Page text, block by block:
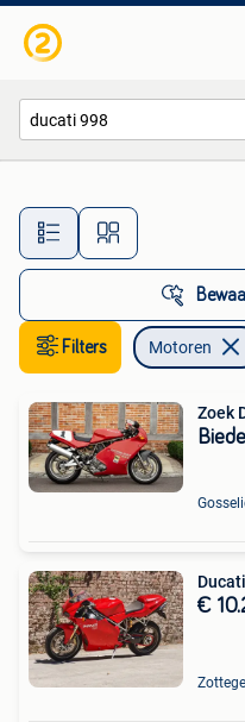
Alle
Filters Motoren
Zoek
€